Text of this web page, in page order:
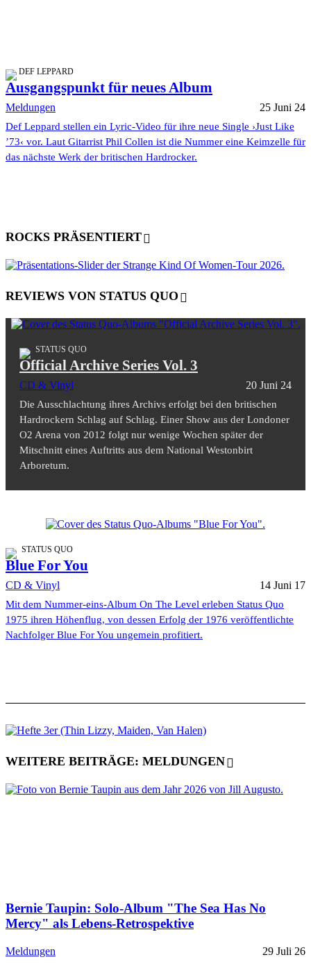
DEF LEPPARD
Ausgangspunkt für neues Album
Meldungen 25 Juni 24
Def Leppard stellen ein Lyric-Video für ihre neue Single ›Just Like
’73‹ vor. Laut Gitarrist Phil Collen ist die Nummer eine Keimzelle für
das nächste Werk der britischen Hardrocker.
ROCKS PRÄSENTIERT
REVIEWS VON STATUS QUO
STATUS QUO
Official Archive Series Vol. 3
CD & Vinyl 20 Juni 24
Die Ausschlachtung ihres Archivs erfolgt bei den britischen
Hardrockern Schlag auf Schlag. Einer Show aus der Londoner
O2 Arena von 2012 folgt nur wenige Wochen später der
Mitschnitt eines Auftritts aus dem National Westonbirt
Arboretum.
STATUS QUO
Blue For You
CD & Vinyl 14 Juni 17
Mit dem Nummer-eins-Album On The Level erleben Status Quo
1975 ihren Höhenflug, von dessen Erfolg der 1976 veröffentlichte
Nachfolger Blue For You ungemein profitiert.
WEITERE BEITRÄGE: MELDUNGEN
Bernie Taupin: Solo-Album "The Sea Has No
Mercy" als Lebens-Retrospektive
Meldungen 29 Juli 26